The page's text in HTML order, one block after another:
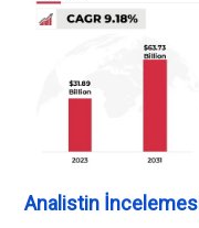
Analistin